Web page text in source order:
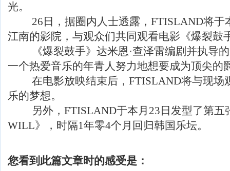
光。
26日，据圈内人士透露，FTISLAND将于
江南的影院，与观众们共同观看电影《爆裂鼓
《爆裂鼓手》达米恩·查泽雷编剧并执导的
一个热爱音乐的年青人努力地想要成为顶尖的
在电影放映结束后，FTISLAND将与现场
乐的梦想。
另外，FTISLAND于本月23日发型了第五
WILL》，时隔1年零4个月回归韩国乐坛。
您看到此篇文章时的感受是：